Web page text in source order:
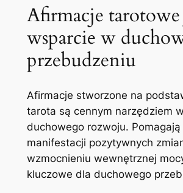
Afirmacje
wsparcie w
przebudzeniu
Afirmacje stworzone na
tarota są cennym narzędziem
duchowego rozwoju. Pomagają
manifestacji pozytywnych
wzmocnieniu wewnętrznej
kluczowe dla duchowego